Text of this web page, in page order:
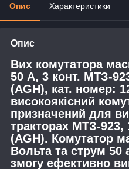
Опис Характеристики
Опис
Вих комутатора
50 А, 3 конт. МТЗ-
(AGH), кат. номер:
високоякісний
призначений для
тракторах МТЗ-923,
(AGH). Комутатор
Вольта та струм 50
змогу ефективно